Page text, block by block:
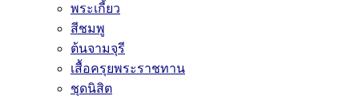
พระเกี้ยว
สีชมพู
ต้นจามจุรี
เสื้อครุยพระราชทาน
ชุดนิสิต